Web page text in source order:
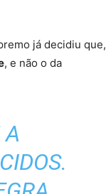
já decidiu que,
, e não o da
A